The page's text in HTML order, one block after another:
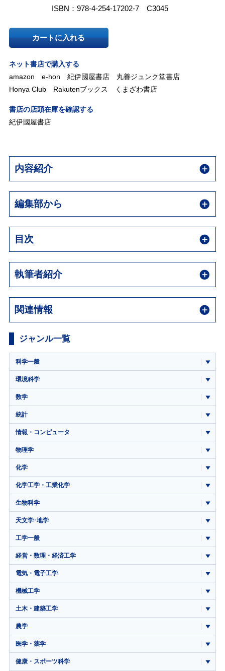
ISBN：978-4-254-17202-7 C3045
カートに入れる
ネット書店で購入する
amazon
e-hon 紀伊國屋書店
丸善ジュンク堂書店
Honya Club
Rakutenブックス くまざわ書店
書店の店頭在庫を確認する
紀伊國屋書店
内容紹介
編集部から
目次
執筆者紹介
関連情報
ジャンル一覧
科学一般
環境科学
数学
統計
情報・コンピュータ
物理学
化学
化学工学・工業化学
生物科学
天文学･地学
工学一般
経営・数理・経済工学
電気・電子工学
機械工学
土木・建築工学
農学
医学・薬学
健康・スポーツ科学